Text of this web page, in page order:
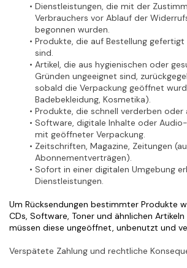
Dienstleistungen, die mit der
Verbrauchers vor Ablauf der
begonnen wurden.
Produkte, die auf Bestellung
sind.
Artikel, die aus hygienischen oder
Gründen ungeeignet sind,
sobald die Verpackung geöffnet
Badebekleidung, Kosmetika).
Produkte, die schnell verderben oder
Software, digitale Inhalte oder
mit geöffneter Verpackung.
Zeitschriften, Magazine, Zeitungen
Abonnementverträgen).
Sofort in einer digitalen Umgebung
Dienstleistungen.
Um Rücksendungen bestimmter Produkte
CDs, Software, Toner und ähnlichen
müssen diese ungeöffnet, unbenutzt und
Verspätete Zahlung und rechtliche